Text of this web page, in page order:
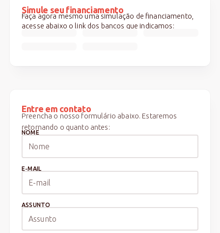
Simule seu financiamento
Faça agora mesmo uma simulação de financiamento,
acesse abaixo o link dos bancos que indicamos:
Entre em contato
Preencha o nosso formulário abaixo. Estaremos
retornando o quanto antes:
NOME
E-MAIL
ASSUNTO